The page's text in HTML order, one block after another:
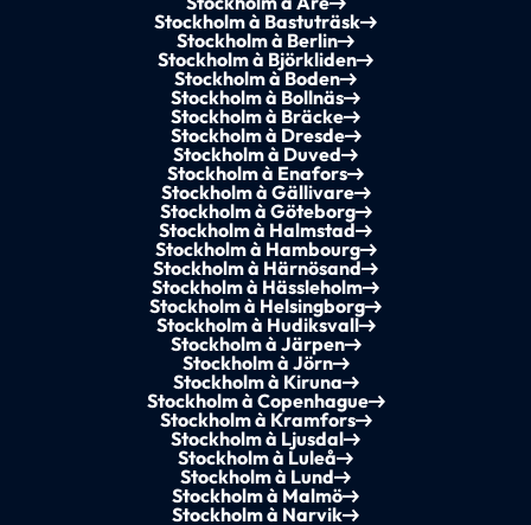
Stockholm à Bastuträsk
Stockholm à Berlin
Stockholm à Björkliden
Stockholm à Boden
Stockholm à Bollnäs
Stockholm à Bräcke
Stockholm à Dresde
Stockholm à Duved
Stockholm à Enafors
Stockholm à Gällivare
Stockholm à Göteborg
Stockholm à Halmstad
Stockholm à Hambourg
Stockholm à Härnösand
Stockholm à Hässleholm
Stockholm à Helsingborg
Stockholm à Hudiksvall
Stockholm à Järpen
Stockholm à Jörn
Stockholm à Kiruna
Stockholm à Copenhague
Stockholm à Kramfors
Stockholm à Ljusdal
Stockholm à Luleå
Stockholm à Lund
Stockholm à Malmö
Stockholm à Narvik